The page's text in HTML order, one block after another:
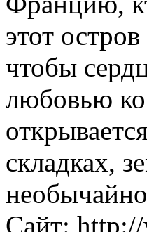
этот
чтобы
любовью
складках,
Сайт: